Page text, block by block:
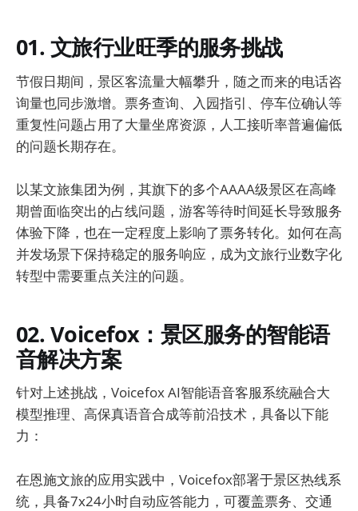
01. 文旅行业旺季的服务挑战
节假日期间，景区客流量大幅攀升，随之而来的电话咨
询量也同步激增。票务查询、入园指引、停车位确认等
重复性问题占用了大量坐席资源，人工接听率普遍偏低
的问题长期存在。
以某文旅集团为例，其旗下的多个AAAA级景区在高峰
期曾面临突出的占线问题，游客等待时间延长导致服务
体验下降，也在一定程度上影响了票务转化。如何在高
并发场景下保持稳定的服务响应，成为文旅行业数字化
转型中需要重点关注的问题。
02. Voicefox：景区服务的智能语
音解决方案
针对上述挑战，Voicefox AI智能语音客服系统融合大
模型推理、高保真语音合成等前沿技术，具备以下能
力：
在恩施文旅的应用实践中，Voicefox部署于景区热线系
统，具备7x24小时自动应答能力，可覆盖票务、交通